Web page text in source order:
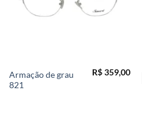
Armação de grau
821
R$359,00